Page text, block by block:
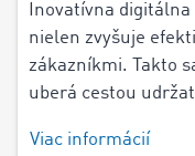
Inovatívna
nielen zvyšuje
zákazníkmi. Takto
uberá cestou
Viac informácií